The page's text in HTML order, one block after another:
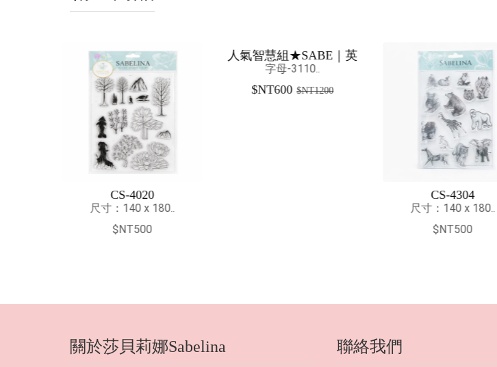
人氣智慧組★SABE｜英
字母-3110..
$NT600$NT1200
CS-4409
尺寸：140 x 180..
$NT500
關於莎貝莉娜Sabelina 聯絡我們